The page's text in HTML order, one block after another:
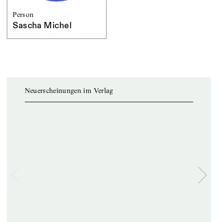
Person
Sascha Michel
Neuerscheinungen im Verlag